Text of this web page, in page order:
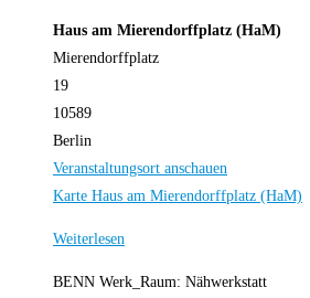
Haus am Mierendorffplatz (HaM)
Mierendorffplatz
19
10589
Berlin
Veranstaltungsort anschauen
Karte Haus am Mierendorffplatz (HaM)
Weiterlesen
BENN Werk_Raum: Nähwerkstatt